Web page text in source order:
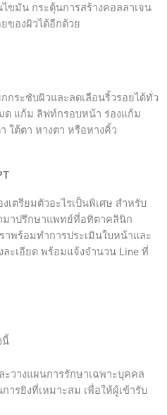
ขมัน กระตุ้นการสร้างคอลลาเจน
ของผิวได้อีกด้วย
กระชับผิวและลดเลือนริ้วรอยได้ทั่ว
ด แก้ม ลิฟท์กรอบหน้า ร่องแก้ม
ใต้ตา หางตา หรือหางคิ้ว
เตรียมตัวอะไรเป็นพิเศษ สำหรับ
มาปรึกษาแพทย์ที่อทิตาคลินิก
าพร้อมทำการประเมินใบหน้าและ
ะเอียด พร้อมแจ้งจำนวน Line ที่
นี้
วางแผนการรักษาเฉพาะบุคคล
ารยิงที่เหมาะสม เพื่อให้ผู้เข้ารับ